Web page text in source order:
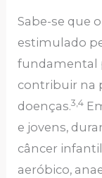
Sabe-se que
estimulado
fundamental
contribuir na
doenças.3,4
e jovens,
câncer
aeróbico,